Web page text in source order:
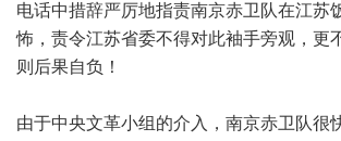
电话中措辞严厉地指责南京赤卫队在江苏
怖，责令江苏省委不得对此袖手旁观，更
则后果自负！
由于中央文革小组的介入，南京赤卫队很